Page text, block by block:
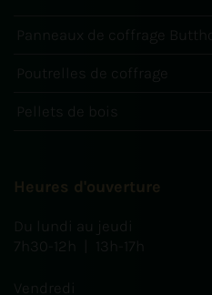
Heures d'ouverture
Du lundi au jeudi
7h30-12h | 13h-17h
Vendredi
Panneaux de coffrage
Poutrelles de coffrage
Pellets de bois